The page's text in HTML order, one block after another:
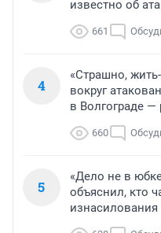
известно об
661
4
«Страшно,
вокруг
в Волгограде —
660
5
«Дело не в
объяснил, кто
изнасилования